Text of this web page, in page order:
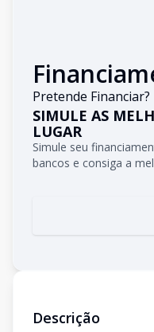
Pretende Financiar?
SIMULE AS
LUGAR
Simule seu
bancos e consiga a
Descrição